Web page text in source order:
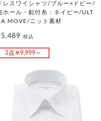
レスワイシャツ/ブルー×ドビー/
ホール・釦付糸：ネイビー/ULT
MOVE/ニット素材
税込
3点￥9,999～